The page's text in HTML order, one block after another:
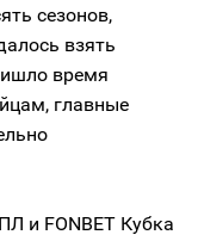
сезонов,
взять
время
главные
и FONBET Кубка